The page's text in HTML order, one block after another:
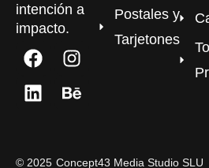
intención a
impacto.
Postales y
Tarjetones
© 2025 Concept43 Media Studio SLU